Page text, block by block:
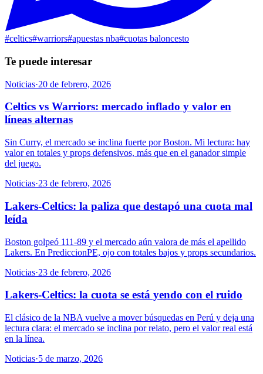
#celtics#warriors#apuestas nba#cuotas baloncesto
Te puede interesar
Noticias·20 de febrero, 2026
Celtics vs Warriors: mercado inflado y valor en
líneas alternas
Sin Curry, el mercado se inclina fuerte por Boston. Mi lectura: hay
valor en totales y props defensivos, más que en el ganador simple
del juego.
Noticias·23 de febrero, 2026
Lakers-Celtics: la paliza que destapó una cuota mal
leída
Boston golpeó 111-89 y el mercado aún valora de más el apellido
Lakers. En PrediccionPE, ojo con totales bajos y props secundarios.
Noticias·23 de febrero, 2026
Lakers-Celtics: la cuota se está yendo con el ruido
El clásico de la NBA vuelve a mover búsquedas en Perú y deja una
lectura clara: el mercado se inclina por relato, pero el valor real está
en la línea.
Noticias·5 de marzo, 2026